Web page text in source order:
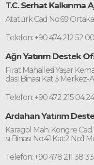
T.C. Serhat Kalkınma
Atatürk Cad No:69
Telefon: +90 474 212 52 00
Ağrı Yatırım Destek
Fırat Mahallesi Yaşar
dası Binası Kat:3 Merkez-
Telefon: +90 472 215 04
Ardahan Yatırım
Karagöl Mah. Kongre
sı Binası No:41 Kat:2 No:1
Telefon: +90 478 211 38 33